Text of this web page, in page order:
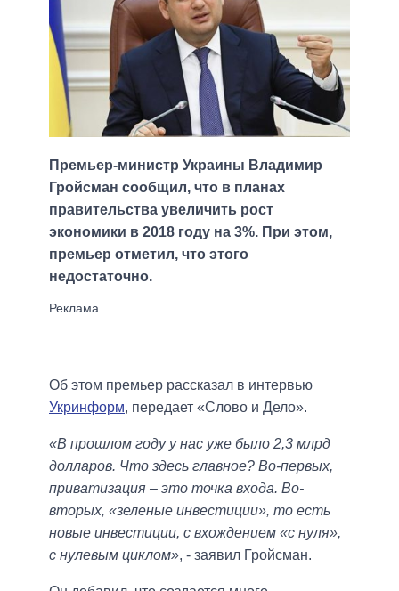
Премьер-министр Украины Владимир
Гройсман сообщил, что в планах
правительства увеличить рост
экономики в 2018 году на 3%. При этом,
премьер отметил, что этого
недостаточно.
Об этом премьер рассказал в интервью
Укринформ, передает «Слово и Дело».
«В прошлом году у нас уже было 2,3 млрд
долларов. Что здесь главное? Во-первых,
приватизация – это точка входа. Во-
вторых, «зеленые инвестиции», то есть
новые инвестиции, с вхождением «с нуля»,
с нулевым циклом», - заявил Гройсман.